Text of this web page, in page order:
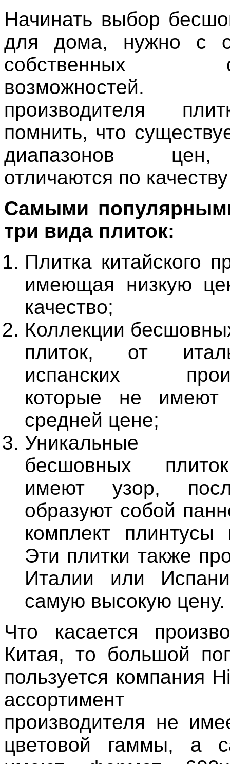
Начинать выбор
для дома, нужно с
собственных
возможностей.
производителя
помнить, что
диапазонов
отличаются по
Самыми
три вида плиток:
Плитка китайского
имеющая низкую
качество;
Коллекции
плиток, от
испанских
которые не имеют
средней цене;
Уникальные
бесшовных
имеют узор,
образуют собой
комплект
Эти плитки также
Италии или
самую высокую цену.
Что касается
Китая, то большой
пользуется компания
ассортимент
производителя не
цветовой гаммы, а